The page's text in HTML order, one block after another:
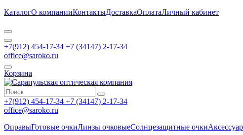
КаталогО компанииКонтактыДоставкаОплатаЛичный кабинет
+7(912) 454-17-34 +7 (34147) 2-17-34
office@saroko.ru
Корзина
+7(912) 454-17-34 +7 (34147) 2-17-34
office@saroko.ru
ОправыГотовые очкиЛинзы очковыеСолнцезащитные очки